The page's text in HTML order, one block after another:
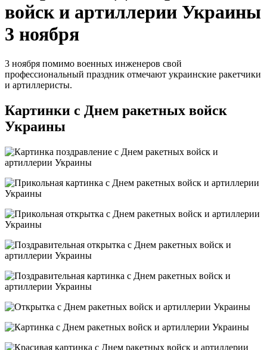
войск и артиллерии Украины
3 ноября
3 ноября помимо военных инженеров свой
профессиональный праздник отмечают украинские ракетчики
и артиллеристы.
Картинки с Днем ракетных войск
Украины